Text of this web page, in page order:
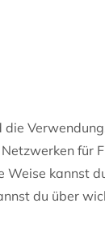
für
kannst
du über